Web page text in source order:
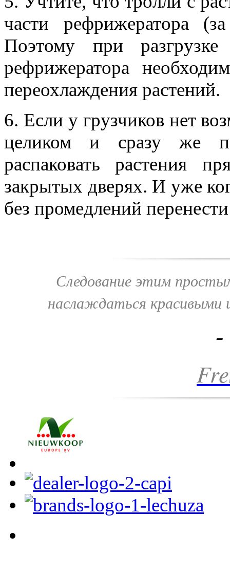
части рефрижератора
Поэтому при
рефрижератора
переохлаждения растений.
6. Если у грузчиков нет
целиком и сразу же
распаковать растения
закрытых дверях. И уже
без промедлений
Следование этим
наслаждаться красивыми